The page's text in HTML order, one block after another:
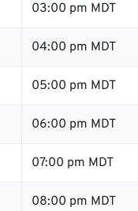
03:00 pm MDT
04:00 pm MDT
05:00 pm MDT
06:00 pm MDT
07:00 pm MDT
08:00 pm MDT